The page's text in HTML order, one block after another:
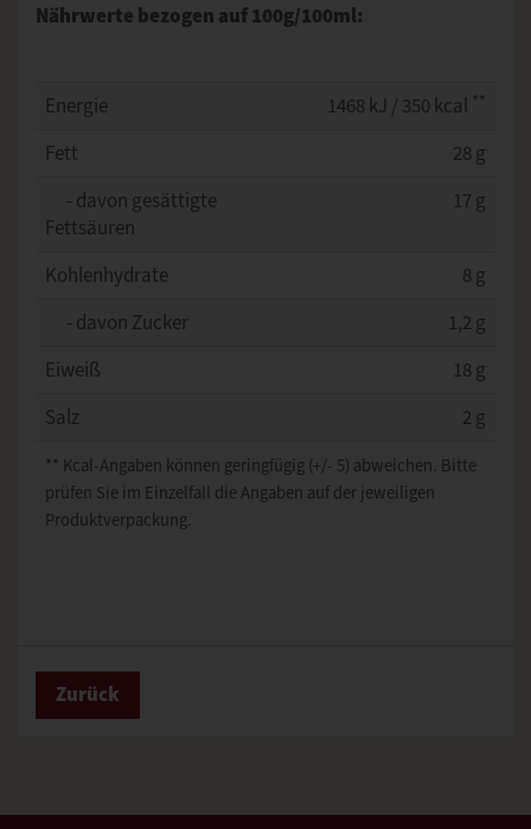
Nährwerte bezogen auf 100g/100ml:
Energie 1468 kJ / 350 kcal **
Fett
28 g
- davon gesättigte
Fettsäuren
17 g
Kohlenhydrate
8 g
- davon Zucker
1,2 g
Eiweiß
18 g
Salz
2 g
** Kcal-Angaben können geringfügig (+/- 5) abweichen. Bitte
prüfen Sie im Einzelfall die Angaben auf der jeweiligen
Produktverpackung.
Zurück